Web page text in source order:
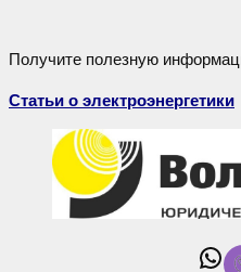
Получите полезную
Статьи о электроэнергетики